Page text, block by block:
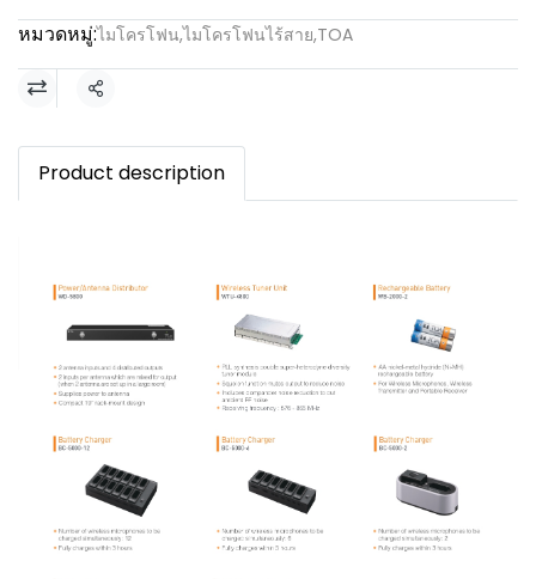
หมวดหมู่:ไมโครโฟน,ไมโครโฟนไร้สาย,TOA
แชร์
Product description